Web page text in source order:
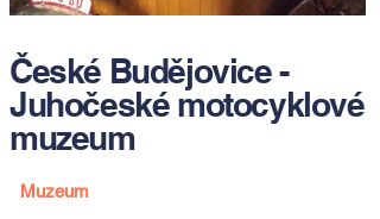
České Budějovice -
Juhočeské motocyklové
muzeum
Muzeum